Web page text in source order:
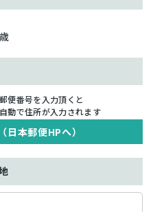
歳
郵便番号を入力頂くと
自動で住所が入力されます
日本郵便HPへ）